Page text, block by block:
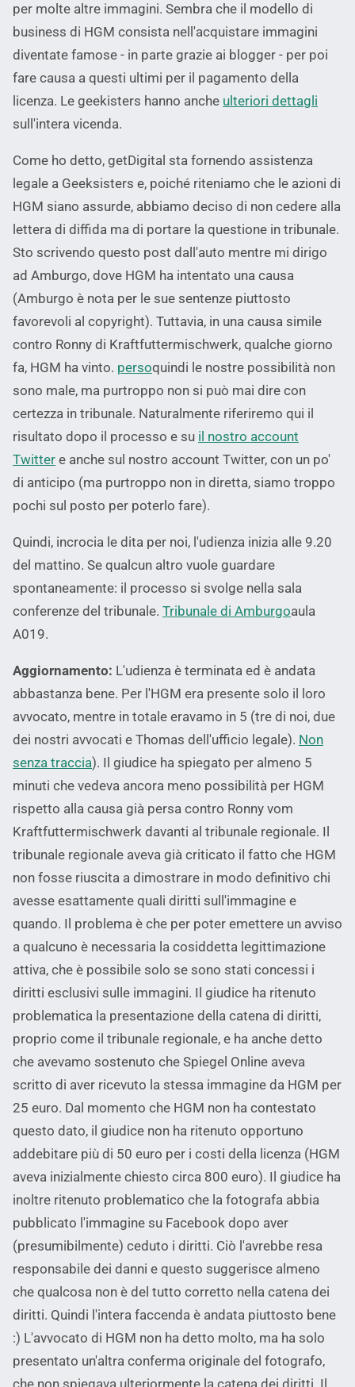
per molte altre immagini. Sembra che il modello di
business di HGM consista nell'acquistare immagini
diventate famose - in parte grazie ai blogger - per poi
fare causa a questi ultimi per il pagamento della
licenza. Le geekisters hanno anche ulteriori dettagli
sull'intera vicenda.
Come ho detto, getDigital sta fornendo assistenza
legale a Geeksisters e, poiché riteniamo che le azioni di
HGM siano assurde, abbiamo deciso di non cedere alla
lettera di diffida ma di portare la questione in tribunale.
Sto scrivendo questo post dall'auto mentre mi dirigo
ad Amburgo, dove HGM ha intentato una causa
(Amburgo è nota per le sue sentenze piuttosto
favorevoli al copyright). Tuttavia, in una causa simile
contro Ronny di Kraftfuttermischwerk, qualche giorno
fa, HGM ha vinto. persoquindi le nostre possibilità non
sono male, ma purtroppo non si può mai dire con
certezza in tribunale. Naturalmente riferiremo qui il
risultato dopo il processo e su il nostro account
Twitter e anche sul nostro account Twitter, con un po'
di anticipo (ma purtroppo non in diretta, siamo troppo
pochi sul posto per poterlo fare).
Quindi, incrocia le dita per noi, l'udienza inizia alle 9.20
del mattino. Se qualcun altro vuole guardare
spontaneamente: il processo si svolge nella sala
conferenze del tribunale. Tribunale di Amburgoaula
A019.
Aggiornamento: L'udienza è terminata ed è andata
abbastanza bene. Per l'HGM era presente solo il loro
avvocato, mentre in totale eravamo in 5 (tre di noi, due
dei nostri avvocati e Thomas dell'ufficio legale). Non
senza traccia). Il giudice ha spiegato per almeno 5
minuti che vedeva ancora meno possibilità per HGM
rispetto alla causa già persa contro Ronny vom
Kraftfuttermischwerk davanti al tribunale regionale. Il
tribunale regionale aveva già criticato il fatto che HGM
non fosse riuscita a dimostrare in modo definitivo chi
avesse esattamente quali diritti sull'immagine e
quando. Il problema è che per poter emettere un avviso
a qualcuno è necessaria la cosiddetta legittimazione
attiva, che è possibile solo se sono stati concessi i
diritti esclusivi sulle immagini. Il giudice ha ritenuto
problematica la presentazione della catena di diritti,
proprio come il tribunale regionale, e ha anche detto
che avevamo sostenuto che Spiegel Online aveva
scritto di aver ricevuto la stessa immagine da HGM per
25 euro. Dal momento che HGM non ha contestato
questo dato, il giudice non ha ritenuto opportuno
addebitare più di 50 euro per i costi della licenza (HGM
aveva inizialmente chiesto circa 800 euro). Il giudice ha
inoltre ritenuto problematico che la fotografa abbia
pubblicato l'immagine su Facebook dopo aver
(presumibilmente) ceduto i diritti. Ciò l'avrebbe resa
responsabile dei danni e questo suggerisce almeno
che qualcosa non è del tutto corretto nella catena dei
diritti. Quindi l'intera faccenda è andata piuttosto bene
:) L'avvocato di HGM non ha detto molto, ma ha solo
presentato un'altra conferma originale del fotografo,
che non spiegava ulteriormente la catena dei diritti. Il